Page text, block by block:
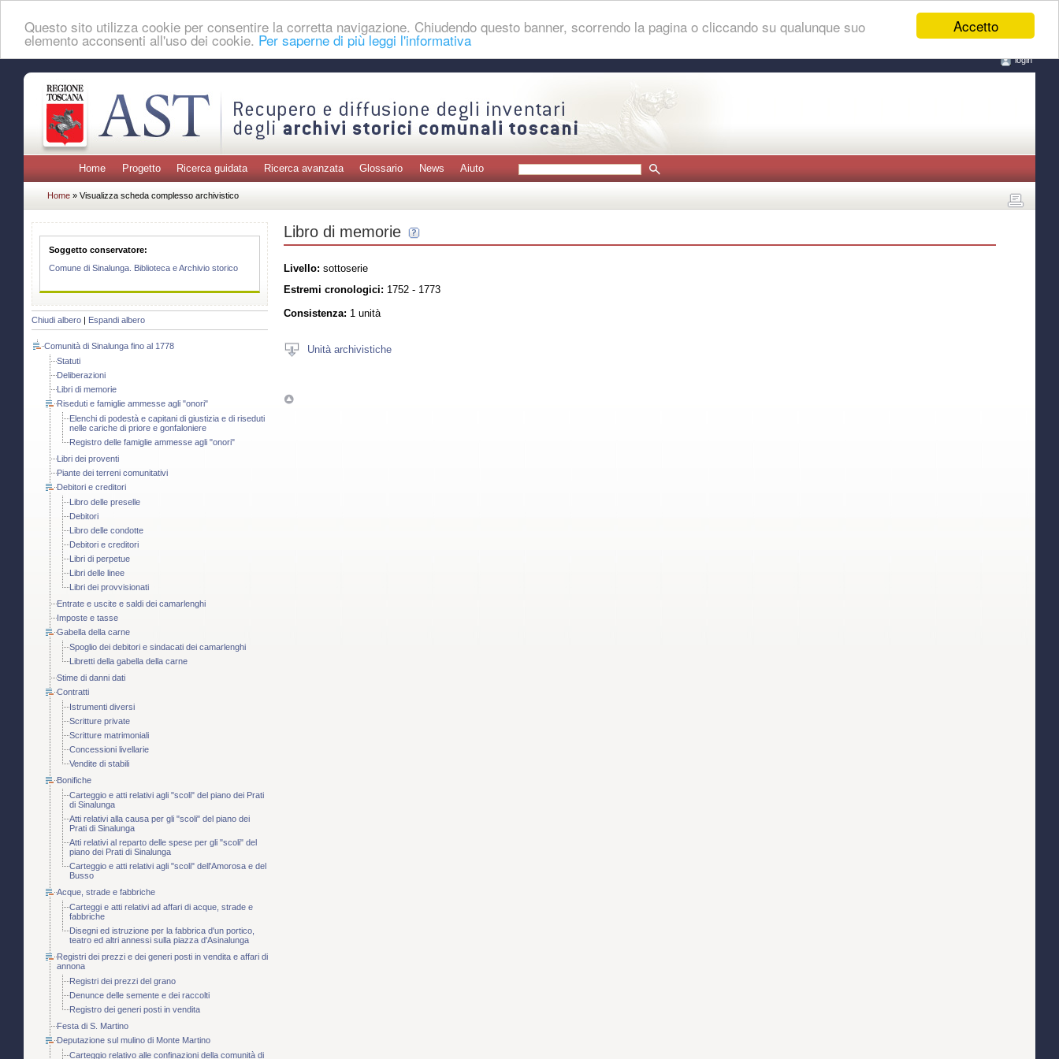
Accetto
Questo sito utilizza cookie per consentire la corretta navigazione. Chiudendo questo banner, scorrendo la pagina o cliccando su qualunque suo
elemento acconsenti all'uso dei cookie. Per saperne di più leggi l'informativa
login
Home Progetto Ricerca guidata Ricerca avanzata Glossario News Aiuto
Home » Visualizza scheda complesso archivistico
Soggetto conservatore:
Comune di Sinalunga. Biblioteca e Archivio storico
Chiudi albero Espandi albero
Comunità di Sinalunga fino al 1778
Statuti
Deliberazioni
Libri di memorie
Riseduti e famiglie ammesse agli "onori"
Elenchi di podestà e capitani di giustizia e di riseduti
nelle cariche di priore e gonfaloniere
Registro delle famiglie ammesse agli "onori"
Libri dei proventi
Piante dei terreni comunitativi
Debitori e creditori
Libro delle preselle
Debitori
Libro delle condotte
Debitori e creditori
Libri di perpetue
Libri delle linee
Libri dei provvisionati
Entrate e uscite e saldi dei camarlenghi
Imposte e tasse
Gabella della carne
Spoglio dei debitori e sindacati dei camarlenghi
Libretti della gabella della carne
Stime di danni dati
Contratti
Istrumenti diversi
Scritture private
Scritture matrimoniali
Concessioni livellarie
Vendite di stabili
Bonifiche
Carteggio e atti relativi agli "scoli" del piano dei Prati
di Sinalunga
Atti relativi alla causa per gli "scoli" del piano dei
Prati di Sinalunga
Atti relativi al reparto delle spese per gli "scoli" del
piano dei Prati di Sinalunga
Carteggio e atti relativi agli "scoli" dell'Amorosa e del
Busso
Acque, strade e fabbriche
Carteggi e atti relativi ad affari di acque, strade e
fabbriche
Disegni ed istruzione per la fabbrica d'un portico,
teatro ed altri annessi sulla piazza d'Asinalunga
Registri dei prezzi e dei generi posti in vendita e affari di
annona
Registri dei prezzi del grano
Denunce delle semente e dei raccolti
Registro dei generi posti in vendita
Festa di S. Martino
Deputazione sul mulino di Monte Martino
Carteggio relativo alle confinazioni della comunità di
Libro di memorie
Livello: sottoserie
Estremi cronologici: 1752 - 1773
Consistenza: 1 unità
Unità archivistiche